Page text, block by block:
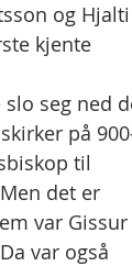
og Hjalti
kjente
seg ned
på
til
det er
var Gissur
var også